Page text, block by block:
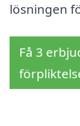
lösningen
Få 3